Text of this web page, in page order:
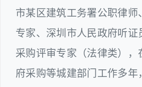
市某区建筑工务署公职律师
专家、深圳市人民政府听证
采购评审专家（法律类），
府采购等城建部门工作多年